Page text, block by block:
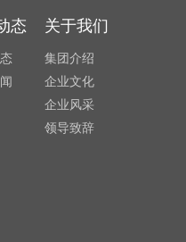
态 关于我们
集团介绍
企业文化
企业风采
领导致辞